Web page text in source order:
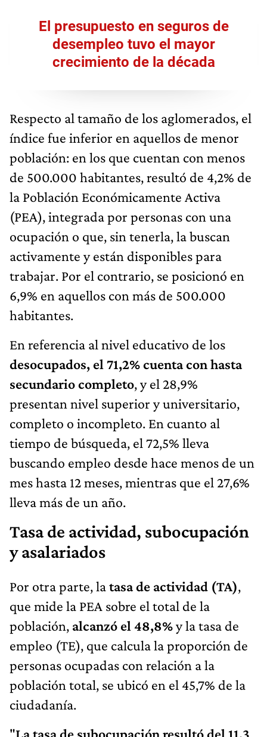
El presupuesto en seguros de
desempleo tuvo el mayor
crecimiento de la década
Respecto al tamaño de los aglomerados, el
índice fue inferior en aquellos de menor
población: en los que cuentan con menos
de 500.000 habitantes, resultó de 4,2% de
la Población Económicamente Activa
(PEA), integrada por personas con una
ocupación o que, sin tenerla, la buscan
activamente y están disponibles para
trabajar. Por el contrario, se posicionó en
6,9% en aquellos con más de 500.000
habitantes.
En referencia al nivel educativo de los
desocupados, el 71,2% cuenta con hasta
secundario completo, y el 28,9%
presentan nivel superior y universitario,
completo o incompleto. En cuanto al
tiempo de búsqueda, el 72,5% lleva
buscando empleo desde hace menos de un
mes hasta 12 meses, mientras que el 27,6%
lleva más de un año.
Tasa de actividad, subocupación
y asalariados
Por otra parte, latasa de actividad (TA),
que mide la PEA sobre el total de la
población, alcanzó el 48,8%y la tasa de
empleo (TE), que calcula la proporción de
personas ocupadas con relación a la
población total, se ubicó en el 45,7% de la
ciudadanía.
"La tasa de subocupación resultó del 11,3